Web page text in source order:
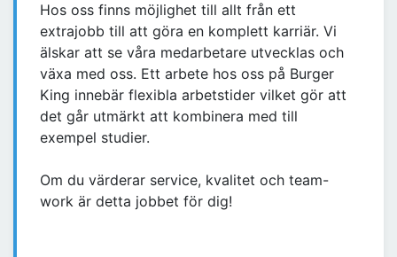
Hos oss finns möjlighet till allt från ett
extrajobb till att göra en komplett karriär. Vi
älskar att se våra medarbetare utvecklas och
växa med oss. Ett arbete hos oss på Burger
King innebär flexibla arbetstider vilket gör att
det går utmärkt att kombinera med till
exempel studier.
Om du värderar service, kvalitet och team-
work är detta jobbet för dig!